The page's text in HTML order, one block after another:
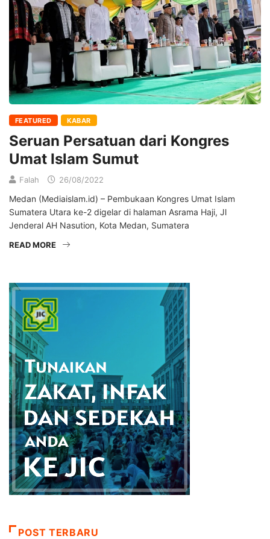
FEATURED KABAR
Seruan Persatuan dari Kongres
Umat Islam Sumut
Falah 26/08/2022
Medan (Mediaislam.id) – Pembukaan Kongres Umat Islam
Sumatera Utara ke-2 digelar di halaman Asrama Haji, Jl
Jenderal AH Nasution, Kota Medan, Sumatera
READ MORE
POST TERBARU